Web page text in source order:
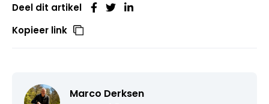
Deel dit artikel
Kopieer link
Marco Derksen